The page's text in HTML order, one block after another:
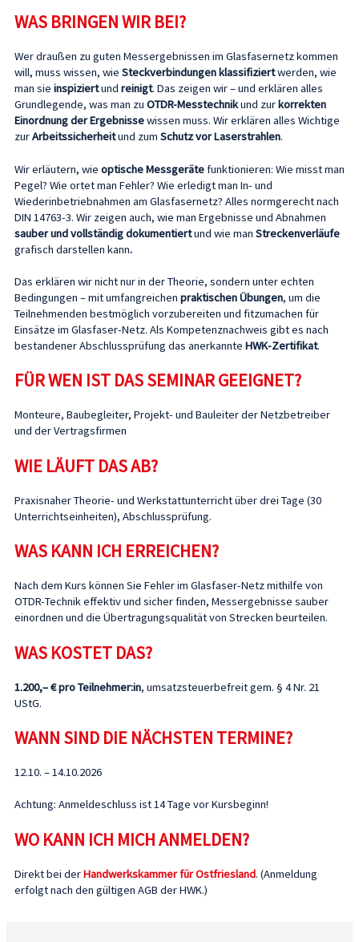
WAS BRINGEN WIR BEI?
Wer draußen zu guten Messergebnissen im Glasfasernetz kommen
will, muss wissen, wie Steckverbindungen klassifiziertwerden, wie
man sie inspiziertund reinigt. Das zeigen wir – und erklären alles
Grundlegende, was man zu OTDR-Messtechnikund zurkorrekten
Einordnung der Ergebnissewissen muss. Wir erklären alles Wichtige
zurArbeitssicherheitund zum Schutz vor Laserstrahlen.
Wir erläutern, wie optische Messgerätefunktionieren: Wie misst man
Pegel? Wie ortet man Fehler? Wie erledigt man In- und
Wiederinbetriebnahmen am Glasfasernetz? Alles normgerecht nach
DIN 14763-3. Wir zeigen auch, wie man Ergebnisse und Abnahmen
sauber und vollständig dokumentiertund wie man Streckenverläufe
grafisch darstellen kann.
Das erklären wir nicht nur in der Theorie, sondern unter echten
Bedingungen – mit umfangreichen praktischen Übungen, um die
Teilnehmenden bestmöglich vorzubereiten und fitzumachen für
Einsätze im Glasfaser-Netz. Als Kompetenznachweis gibt es nach
bestandener Abschlussprüfung das anerkannte HWK-Zertifikat.
FÜR WEN IST DAS SEMINAR GEEIGNET?
Monteure, Baubegleiter, Projekt- und Bauleiter der Netzbetreiber
und der Vertragsfirmen
WIE LÄUFT DAS AB?
Praxisnaher Theorie- und Werkstattunterricht über drei Tage (30
Unterrichtseinheiten), Abschlussprüfung.
WAS KANN ICH ERREICHEN?
Nach dem Kurs können Sie Fehler im Glasfaser-Netz mithilfe von
OTDR-Technik effektiv und sicher finden, Messergebnisse sauber
einordnen und die Übertragungsqualität von Strecken beurteilen.
WAS KOSTET DAS?
1.200,– € pro Teilnehmer:in, umsatzsteuerbefreit gem. § 4 Nr. 21
UStG.
WANN SIND DIE NÄCHSTEN TERMINE?
12.10. – 14.10.2026
Achtung: Anmeldeschluss ist 14 Tage vor Kursbeginn!
WO KANN ICH MICH ANMELDEN?
Direkt bei derHandwerkskammer für Ostfriesland. (Anmeldung
erfolgt nach den gültigen AGB der HWK.)